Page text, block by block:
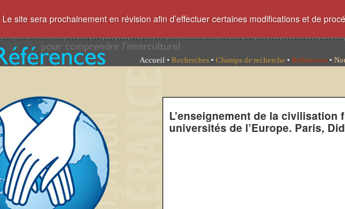
Le site sera prochainement en révision afin d’effectuer certaines modifications et de
Accueil • Recherches • Champs de recherche • Références •
L’enseignement de la civilisation
universités de l’Europe. Paris,